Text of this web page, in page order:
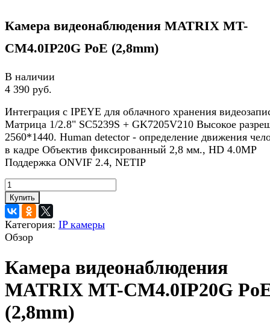
Камера видеонаблюдения MATRIX MT-
CM4.0IP20G PoE (2,8mm)
В наличии
4 390 руб.
Интеграция с IPEYE для облачного хранения
Матрица 1/2.8" SC5239S + GK7205V210 Высокое
2560*1440. Human detector - определение движения
в кадре Объектив фиксированный 2,8 мм., HD 4.0MP
Поддержка ONVIF 2.4, NETIP
Купить
Категория: IP камеры
Обзор
Камера видеонаблюдения
MATRIX MT-CM4.0IP20G
(2,8mm)